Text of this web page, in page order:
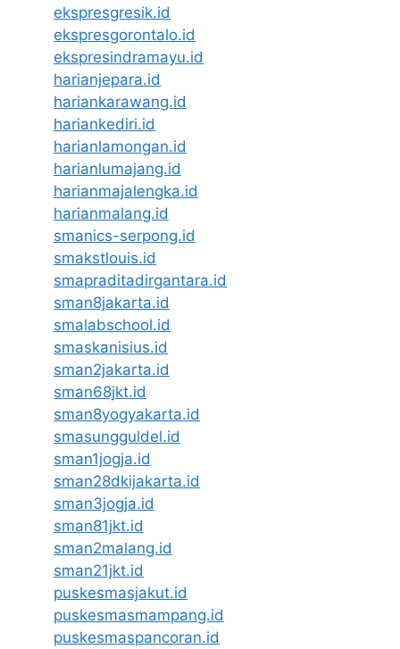
ekspresgresik.id
ekspresgorontalo.id
ekspresindramayu.id
harianjepara.id
hariankarawang.id
hariankediri.id
harianlamongan.id
harianlumajang.id
harianmajalengka.id
harianmalang.id
smanics-serpong.id
smakstlouis.id
smapraditadirgantara.id
sman8jakarta.id
smalabschool.id
smaskanisius.id
sman2jakarta.id
sman68jkt.id
sman8yogyakarta.id
smasungguldel.id
sman1jogja.id
sman28dkijakarta.id
sman3jogja.id
sman81jkt.id
sman2malang.id
sman21jkt.id
puskesmasjakut.id
puskesmasmampang.id
puskesmaspancoran.id